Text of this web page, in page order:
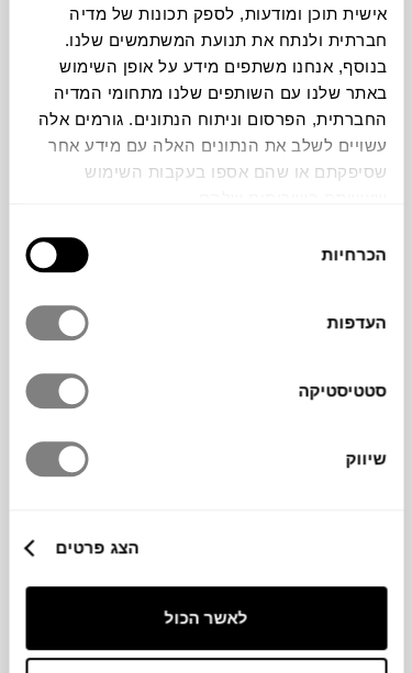
אישית תוכן ומודעות, לספק תכונות של מדיה
חברתית ולנתח את תנועת המשתמשים שלנו.
בנוסף, אנחנו משתפים מידע על אופן השימוש
באתר שלנו עם השותפים שלנו מתחומי המדיה
החברתית, הפרסום וניתוח הנתונים. גורמים אלה
עשויים לשלב את הנתונים האלה עם מידע אחר
שסיפקתם או שהם אספו בעקבות השימוש
הסכמה
הכרחיות
העדפות
סטטיסטיקה
שיווק
הצג פרטים
לאשר הכול
תוכלו למצוא אותי ב:
חלה שגיאה. אנא רעננו את הדף ונסו שנית
צבעים
כרית בולסטר Vibes של המותג הספרדי
לכל חלל. העיצוב הגרפי של הכרית פוגש בד
כותנה רך והיא מתאימה לתמיכה בגב, כתוספת
50X16X16H ס"מ